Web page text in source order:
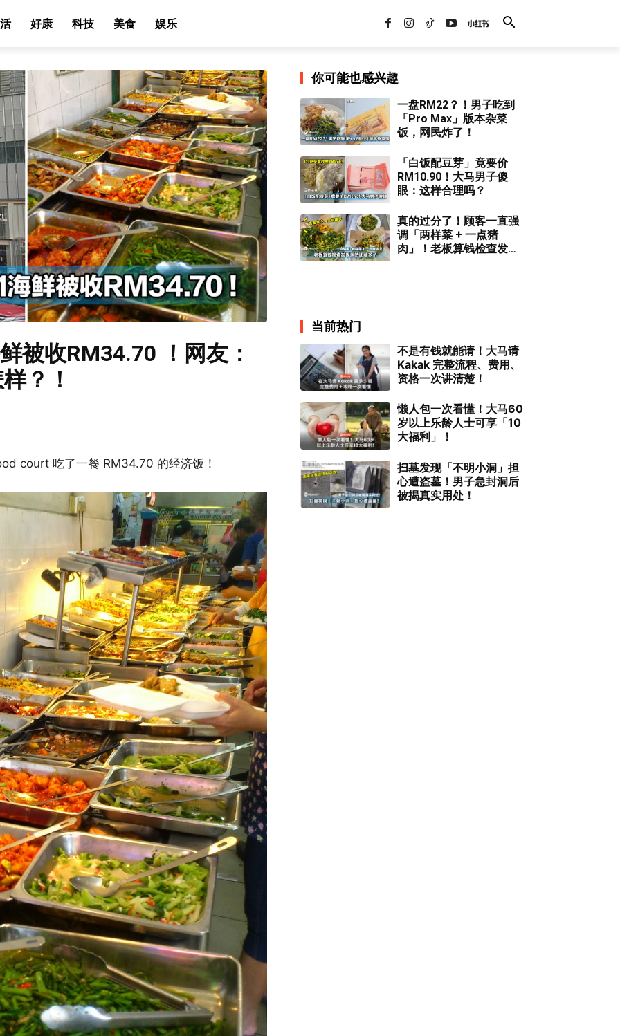
好康 科技 美食 娱乐
被收RM34.70 ！网友：
？！
court 吃了一餐 RM34.70 的经济饭！
你可能也感兴趣
一盘RM22？！男子吃到
「Pro Max」版本杂菜
饭，网民炸了！
「白饭配豆芽」竟要价
RM10.90！大马男子傻
眼：这样合理吗？
真的过分了！顾客一直强
调「两样菜 + 一点猪
肉」！老板算钱检查发现
当前热门
不是有钱就能请！大马请
Kakak 完整流程、费用、
资格一次讲清楚！
懒人包一次看懂！大马60
岁以上乐龄人士可享「10
大福利」！
扫墓发现「不明小洞」担
心遭盗墓！男子急封洞后
被揭真实用处！